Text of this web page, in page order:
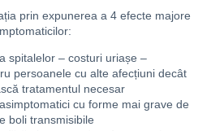
prin expunerea a 4 efecte majore
spitalelor – costuri uriașe –
persoanele cu alte afecțiuni decât
tratamentul necesar
cu forme mai grave de
boli transmisibile